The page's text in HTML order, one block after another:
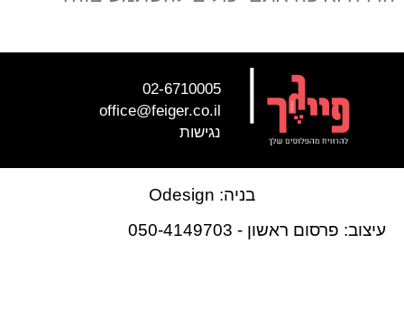
|
02-6710005
office@feiger.co.il
נגישות
בניה: Odesign
עיצוב: פרסום ראשון - 050-4149703